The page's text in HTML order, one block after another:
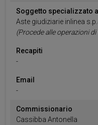
nostri partner che si
pubblicità e social
con altre informazioni
Soggetto specializzato
Aste giudiziarie inlinea
(Procede alle operazioni
Recapiti
-
Email
-
Commissionario
Cassibba Antonella